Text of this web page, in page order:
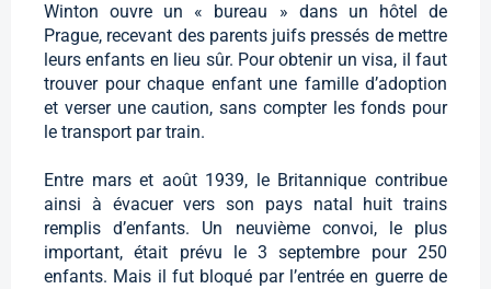
Winton ouvre un « bureau » dans un hôtel de
Prague, recevant des parents juifs pressés de mettre
leurs enfants en lieu sûr. Pour obtenir un visa, il faut
trouver pour chaque enfant une famille d’adoption
et verser une caution, sans compter les fonds pour
le transport par train.
Entre mars et août 1939, le Britannique contribue
ainsi à évacuer vers son pays natal huit trains
remplis d’enfants. Un neuvième convoi, le plus
important, était prévu le 3 septembre pour 250
enfants. Mais il fut bloqué par l’entrée en guerre de